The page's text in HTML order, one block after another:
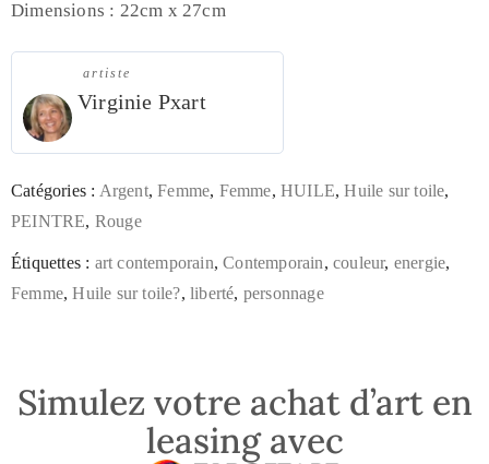
Dimensions : 22cm x 27cm
artiste
Virginie Pxart
Catégories : Argent,Femme, Femme,HUILE,Huile sur toile,
PEINTRE, Rouge
Étiquettes : art contemporain,Contemporain,couleur, energie,
Femme,Huile sur toile?,liberté, personnage
Simulez votre achat d’art en
leasing avec